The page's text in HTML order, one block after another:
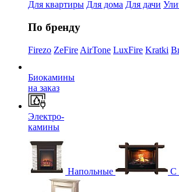
Для квартиры Для дома Для дачи
По бренду
Firezo ZeFire AirTone LuxFire Kratki
Биокамины
на заказ
Электро-
камины
Напольные С